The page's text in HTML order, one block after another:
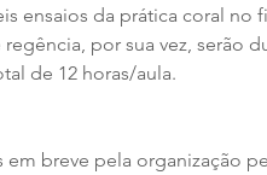
ensaios da prática coral no
por sua vez, serão
de 12 horas/aula.
breve pela organização